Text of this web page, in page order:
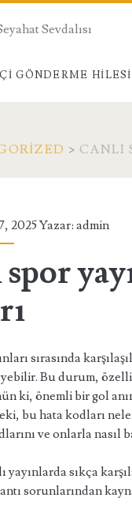
Sevdalısı
GÖNDERME HILESI
> CANLI
2025 Yazar:admin
sırasında
Bu durum,
ki, önemli bir gol
bu hata kodları
ve onlarla nasıl
sıkça
sorunlarından